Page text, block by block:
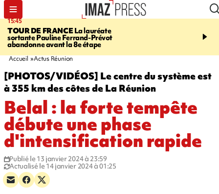
15:45
TOUR DE FRANCELa lauréate
sortante Pauline Ferrand-Prévot
abandonne avant la 8e étape
20:17
routière, concours de
Accueil Actus Réunion
[PHOTOS/VIDÉOS] Le centre du système est
à 355 km des côtes de La Réunion
Belal : la forte tempête
débute une phase
d'intensification rapide
Publié le 13 janvier 2024 à 23:59
Actualisé le 14 janvier 2024 à 01:25